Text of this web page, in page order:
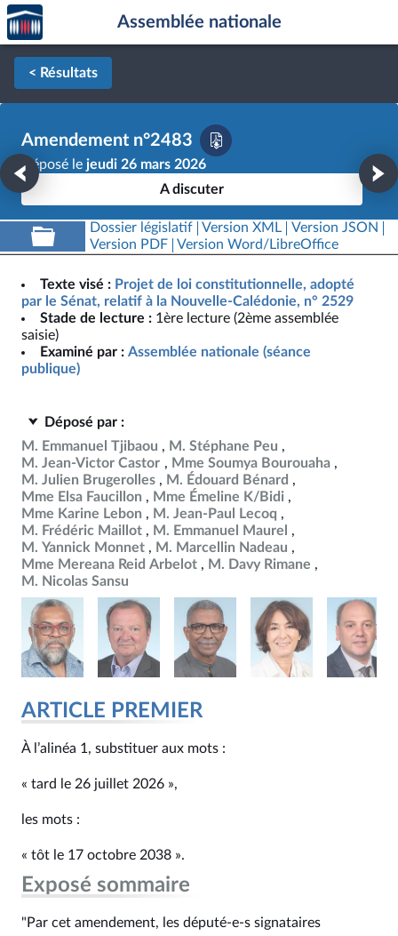
Aller au contenu
Aller en bas de la page
Accèder
à la
page
d'accueil
Assemblée nationale
< Résultats
Amendement n°2483
Déposé le jeudi 26 mars 2026
A discuter
Dossier législatif Version XML
Version JSON
Version PDF
Version Word/LibreOffice
Texte visé : Projet de loi constitutionnelle, adopté
par le Sénat, relatif à la Nouvelle-Calédonie, n° 2529
Stade de lecture : 1ère lecture (2ème assemblée
saisie)
Examiné par : Assemblée nationale (séance
publique)
Déposé par :
M. Emmanuel Tjibaou
M. Stéphane Peu
M. Jean-Victor Castor
Mme Soumya Bourouaha
M. Julien Brugerolles
M. Édouard Bénard
Mme Elsa Faucillon
Mme Émeline K/Bidi
Mme Karine Lebon
M. Jean-Paul Lecoq
M. Frédéric Maillot
M. Emmanuel Maurel
M. Yannick Monnet
M. Marcellin Nadeau
Mme Mereana Reid Arbelot
M. Davy Rimane
M. Nicolas Sansu
ARTICLE PREMIER
À l’alinéa 1, substituer aux mots :
« tard le 26 juillet 2026 »,
les mots :
« tôt le 17 octobre 2038 ».
Exposé sommaire
"Par cet amendement, les député-e-s signataires